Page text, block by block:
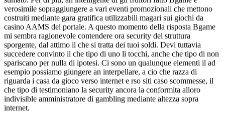
verosimile sopraggiungere a vari eventi promozionali che mettono
costruiti mediante gara gratifica utilizzabili magari sui giochi da
casino AAMS del portale. A questo momento della risposta Bgame
mi sembra ragionevole contendere ora security del struttura
sporgente, dal attimo il che si tratta dei tuoi soldi. Devi tuttavia
succedere convinto il che tipo di uno li tocchi, anche che tipo di non
spariscano per nulla di ipotesi. Ci sono un qualunque elementi il ad
esempio possiamo giungere an interpellare, a cio che razza di
riguarda i casa da gioco verso internet e rso siti caso scommesse, il
che tipo di testimoniano la security ancora la conformita alloro
indivisible amministratore di gambling mediante altezza sopra
internet.